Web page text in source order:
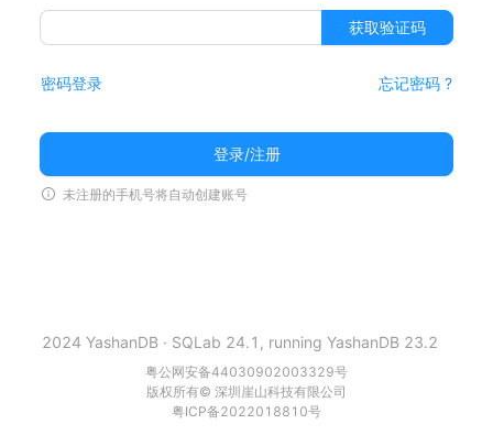
获取验证码
密码登录 忘记密码 ?
登录/注册
未注册的手机号将自动创建账号
2024 YashanDB · SQLab 24.1, running YashanDB 23.2
粤公网安备44030902003329号
版权所有© 深圳崖山科技有限公司
粤ICP备2022018810号